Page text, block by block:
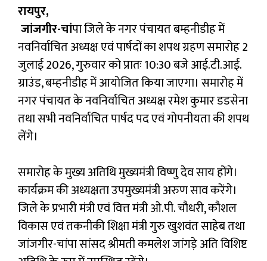
रायपुर,
जांजगीर-चांपा जिले के नगर पंचायत बम्हनीडीह में
नवनिर्वाचित अध्यक्ष एवं पार्षदों का शपथ ग्रहण समारोह 2
जुलाई 2026, गुरुवार को प्रातः 10:30 बजे आई.टी.आई.
ग्राउंड, बम्हनीडीह में आयोजित किया जाएगा। समारोह में
नगर पंचायत के नवनिर्वाचित अध्यक्ष रमेश कुमार डडसेना
तथा सभी नवनिर्वाचित पार्षद पद एवं गोपनीयता की शपथ
लेंगे।
समारोह के मुख्य अतिथि मुख्यमंत्री विष्णु देव साय होंगे।
कार्यक्रम की अध्यक्षता उपमुख्यमंत्री अरुण साव करेंगे।
जिले के प्रभारी मंत्री एवं वित्त मंत्री ओ.पी. चौधरी, कौशल
विकास एवं तकनीकी शिक्षा मंत्री गुरु खुशवंत साहेब तथा
जांजगीर-चांपा सांसद श्रीमती कमलेश जांगड़े अति विशिष्ट